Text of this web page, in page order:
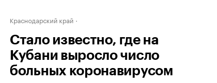
Краснодарский край
Стало известно, где на
Кубани выросло число
больных коронавирусом